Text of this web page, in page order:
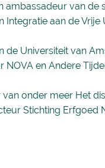
van de
aan de Vrije
de Universiteit van
en Andere
onder meer Het
Stichting Erfgoed